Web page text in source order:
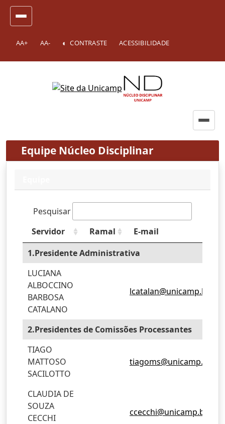
AA+ AA- CONTRASTE ACESSIBILIDADE
Equipe Núcleo Disciplinar
Pesquisar
Servidor
Ramal
E-mail
1.Presidente Administrativa
LUCIANA
ALBOCCINO
BARBOSA
CATALANO
lcatalan@unicamp.br
2.Presidentes de Comissões Processantes
TIAGO
MATTOSO
SACILOTTO
tiagoms@unicamp.br
CLAUDIA DE
SOUZA
CECCHI
ccecchi@unicamp.br